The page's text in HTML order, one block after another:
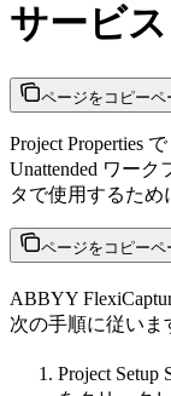
サービ
ページをコピーペ
Project Properties
Unattended ワー
タで使用するため
ページをコピーペ
ABBYY
次の手順に従いま
Project Setup